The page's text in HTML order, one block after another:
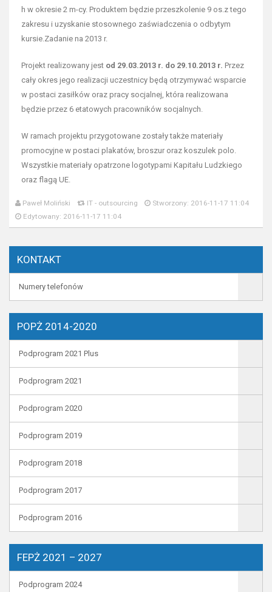
h w okresie 2 m-cy. Produktem będzie przeszkolenie 9 os.z tego
zakresu i uzyskanie stosownego zaświadczenia o odbytym
kursie.Zadanie na 2013 r.
Projekt realizowany jest od 29.03.2013 r. do 29.10.2013 r. Przez
cały okres jego realizacji uczestnicy będą otrzymywać wsparcie
w postaci zasiłków oraz pracy socjalnej, która realizowana
będzie przez 6 etatowych pracowników socjalnych.
W ramach projektu przygotowane zostały także materiały
promocyjne w postaci plakatów, broszur oraz koszulek polo.
Wszystkie materiały opatrzone logotypami Kapitału Ludzkiego
oraz flagą UE.
Paweł Moliński IT - outsourcing
Stworzony: 2016-11-17 11:04
Edytowany: 2016-11-17 11:04
KONTAKT
Numery telefonów
POPŻ 2014-2020
Podprogram 2021 Plus
Podprogram 2021
Podprogram 2020
Podprogram 2019
Podprogram 2018
Podprogram 2017
Podprogram 2016
FEPŻ 2021 – 2027
Podprogram 2024